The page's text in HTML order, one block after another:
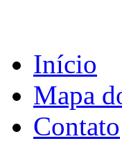
Início
Mapa
Contato